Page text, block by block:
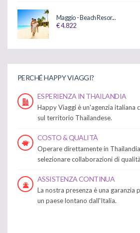
Maggio - Beach Resor...
€ 4.822
PERCHÉ HAPPY VIAGGI?
ESPERIENZA IN THAILANDIA
Happy Viaggi è un'agenzia italiana
sul territorio Thailandese.
COSTO & QUALITÀ
Operare direttamente in
selezionare collaborazioni di
ASSISTENZA CONTINUA
La nostra presenza è una garanzia
un paese lontano dall'Italia.